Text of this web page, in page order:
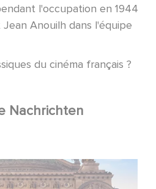
l'occupation en 1944
Anouilh dans l'équipe
du cinéma français ?
Nachrichten
kündigen die Fortsetzung von
niemals auf an